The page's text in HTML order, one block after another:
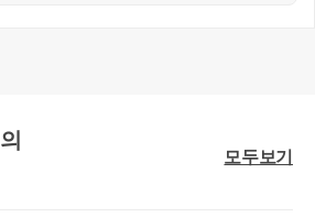
모두보기